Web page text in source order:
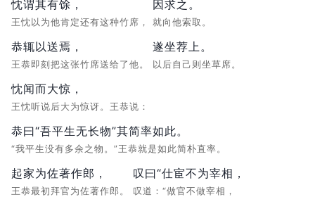
忱谓其有馀，
王忱以为他肯定还有这种竹席，
因求之。
就向他索取。
恭辄以送焉，
王恭即刻把这张竹席送给了他。
遂坐荐上。
以后自己则坐草席。
忱闻而大惊，
王忱听说后大为惊讶。王恭说：
恭曰“吾平生无长物”其简率如此。
“我平生没有多余之物。”王恭就是如此简朴直率。
起家为佐著作郎，
王恭最初拜官为佐著作郎。
叹曰“仕宦不为宰相，
叹道：“做官不做宰相，